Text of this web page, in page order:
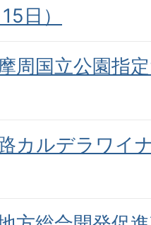
日）
周国立公園指
カルデラワイ